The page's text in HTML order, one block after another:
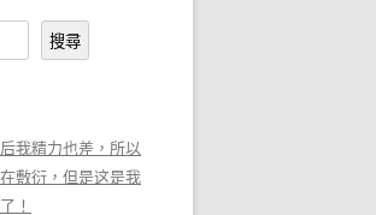
搜尋
我精力也差，所以
敷衍，但是这是我
！